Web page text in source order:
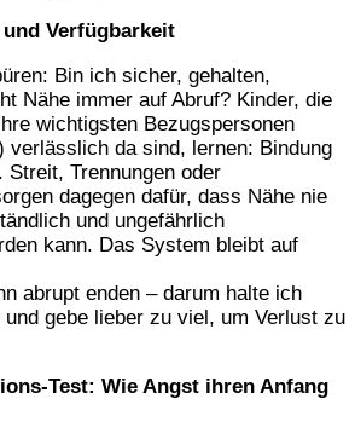
Verfügbarkeit
Bin ich sicher, gehalten,
Nähe immer auf Abruf? Kinder, die
wichtigsten Bezugspersonen
verlässlich da sind, lernen: Bindung
Streit, Trennungen oder
dagegen dafür, dass Nähe nie
und ungefährlich
kann. Das System bleibt auf
abrupt enden – darum halte ich
gebe lieber zu viel, um Verlust zu
Test: Wie Angst ihren Anfang